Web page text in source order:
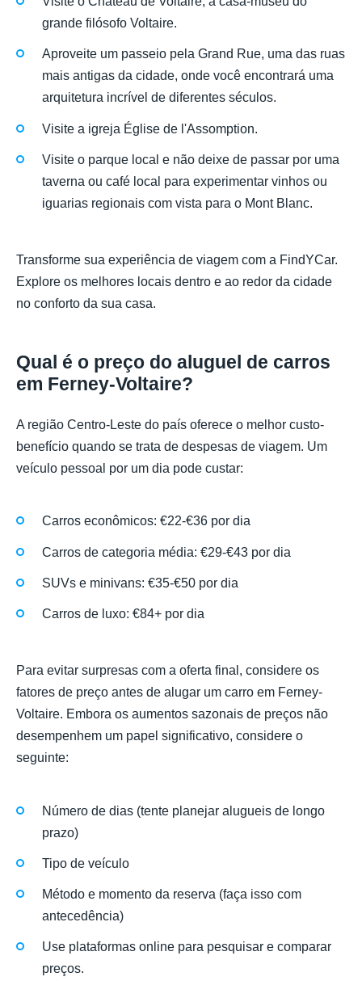
grande filósofo Voltaire.
Aproveite um passeio pela Grand Rue, uma das ruas
mais antigas da cidade, onde você encontrará uma
arquitetura incrível de diferentes séculos.
Visite a igreja Église de l'Assomption.
Visite o parque local e não deixe de passar por uma
taverna ou café local para experimentar vinhos ou
iguarias regionais com vista para o Mont Blanc.
Transforme sua experiência de viagem com a FindYCar.
Explore os melhores locais dentro e ao redor da cidade
no conforto da sua casa.
Qual é o preço do aluguel de carros
em Ferney-Voltaire?
A região Centro-Leste do país oferece o melhor custo-
benefício quando se trata de despesas de viagem. Um
veículo pessoal por um dia pode custar:
Carros econômicos: €22-€36 por dia
Carros de categoria média: €29-€43 por dia
SUVs e minivans: €35-€50 por dia
Carros de luxo: €84+ por dia
Para evitar surpresas com a oferta final, considere os
fatores de preço antes de alugar um carro em Ferney-
Voltaire. Embora os aumentos sazonais de preços não
desempenhem um papel significativo, considere o
seguinte:
Número de dias (tente planejar alugueis de longo
prazo)
Tipo de veículo
Método e momento da reserva (faça isso com
antecedência)
Use plataformas online para pesquisar e comparar
preços.